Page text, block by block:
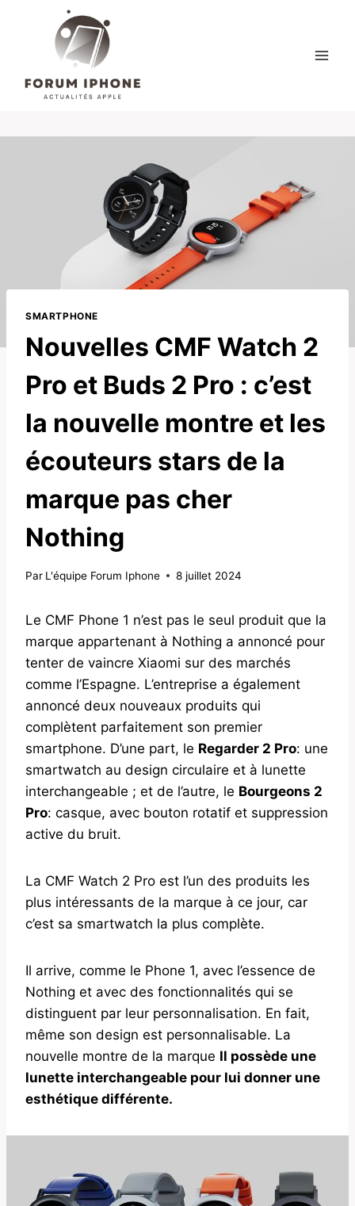
SMARTPHONE
Nouvelles CMF Watch 2
Pro et Buds 2 Pro : c’est
la nouvelle montre et les
écouteurs stars de la
marque pas cher
Nothing
Par L'équipe Forum Iphone 8 juillet 2024
Le CMF Phone 1 n’est pas le seul produit que la
marque appartenant à Nothing a annoncé pour
tenter de vaincre Xiaomi sur des marchés
comme l’Espagne. L’entreprise a également
annoncé deux nouveaux produits qui
complètent parfaitement son premier
smartphone. D’une part, le Regarder 2 Pro: une
smartwatch au design circulaire et à lunette
interchangeable ; et de l’autre, le Bourgeons 2
Pro: casque, avec bouton rotatif et suppression
active du bruit.
La CMF Watch 2 Pro est l’un des produits les
plus intéressants de la marque à ce jour, car
c’est sa smartwatch la plus complète.
Il arrive, comme le Phone 1, avec l’essence de
Nothing et avec des fonctionnalités qui se
distinguent par leur personnalisation. En fait,
même son design est personnalisable. La
nouvelle montre de la marque Il possède une
lunette interchangeable pour lui donner une
esthétique différente.